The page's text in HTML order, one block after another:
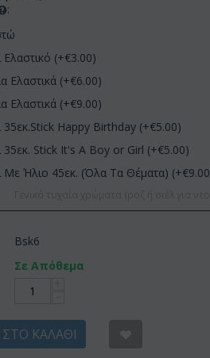
:
(+€3.00)
Ελαστικά (+€6.00)
Ελαστικά (+€9.00)
Happy Birthday (+€5.00)
Stick It's A Boy or Girl (+€5.00)
Με Ήλιο 45εκ. (Όλα Τα Θέματα) (+€9.00
Bsk6
Σε Απόθεμα
ΚΑΛΆΘΙ